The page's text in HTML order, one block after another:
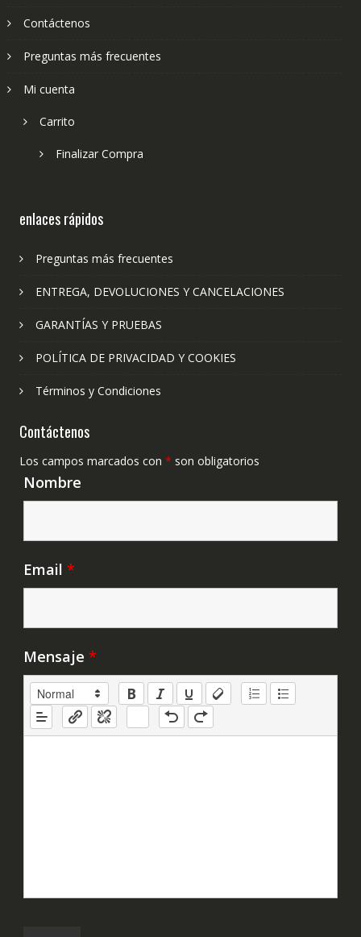
Contáctenos
Preguntas más frecuentes
Mi cuenta
Carrito
Finalizar Compra
enlaces rápidos
Preguntas más frecuentes
ENTREGA, DEVOLUCIONES Y CANCELACIONES
GARANTÍAS Y PRUEBAS
POLÍTICA DE PRIVACIDAD Y COOKIES
Términos y Condiciones
Contáctenos
Los campos marcados con * son obligatorios
Nombre
Email *
Mensaje *